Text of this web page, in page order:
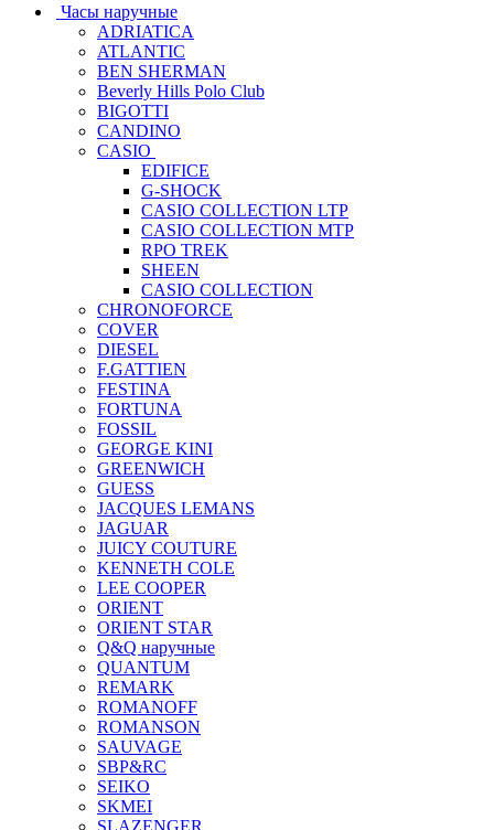
Часы наручные
ADRIATICA
ATLANTIC
BEN SHERMAN
Beverly Hills Polo Club
BIGOTTI
CANDINO
CASIO
EDIFICE
G-SHOCK
CASIO COLLECTION LTP
CASIO COLLECTION MTP
RPO TREK
SHEEN
CASIO COLLECTION
CHRONOFORCE
COVER
DIESEL
F.GATTIEN
FESTINA
FORTUNA
FOSSIL
GEORGE KINI
GREENWICH
GUESS
JACQUES LEMANS
JAGUAR
JUICY COUTURE
KENNETH COLE
LEE COOPER
ORIENT
ORIENT STAR
Q&Q наручные
QUANTUM
REMARK
ROMANOFF
ROMANSON
SAUVAGE
SBP&RC
SEIKO
SKMEI
SLAZENGER